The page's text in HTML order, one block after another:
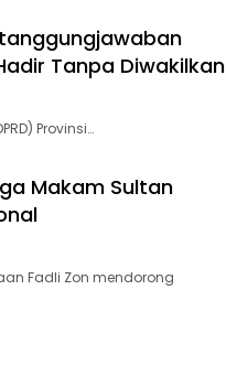
Tanpa Diwakilkan
Provinsi…
Makam Sultan
Fadli Zon mendorong